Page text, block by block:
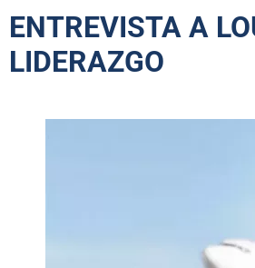
ENTREVISTA A
LIDERAZGO